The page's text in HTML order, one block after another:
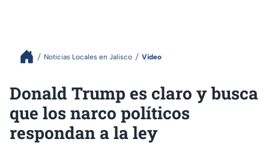
Noticias Locales en Jalisco Video
Donald Trump es claro y busca
que los narco políticos
respondan a la ley